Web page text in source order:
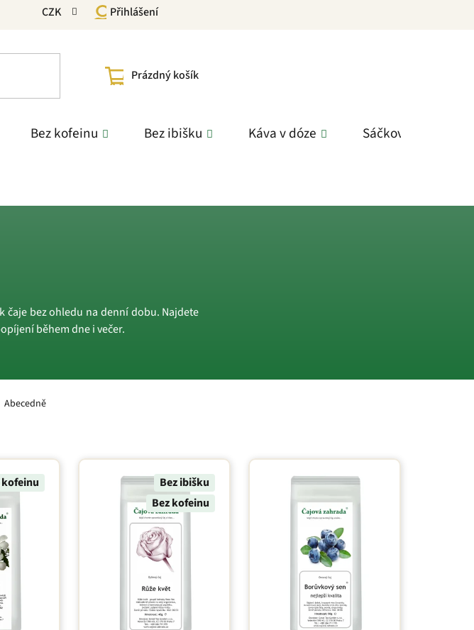
CZK Přihlášení
NÁKUPNÍ
Prázdný košík
Bez kofeinu Bez ibišku Káva v dóze Sáčkové čaje
čaje bez ohledu na denní dobu. Najdete
během dne i večer.
Abecedně
kofeinu
Bez ibišku
Bez kofeinu